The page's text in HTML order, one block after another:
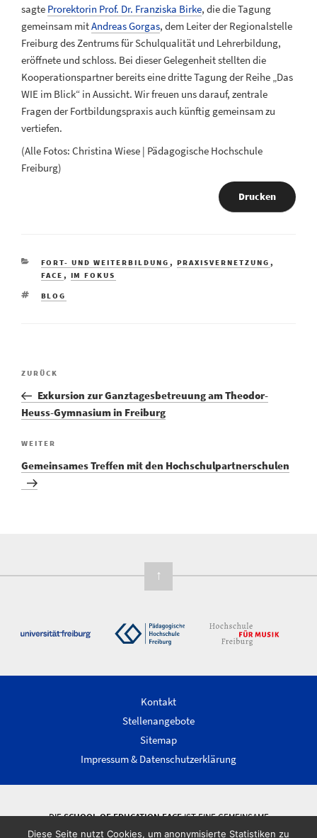
sagte Prorektorin Prof. Dr. Franziska Birke, die die Tagung
gemeinsam mitAndreas Gorgas, dem Leiter der Regionalstelle
Freiburg des Zentrums für Schulqualität und Lehrerbildung,
eröffnete und schloss. Bei dieser Gelegenheit stellten die
Kooperationspartner bereits eine dritte Tagung der Reihe „Das
WIE im Blick“ in Aussicht. Wir freuen uns darauf, zentrale
Fragen der Fortbildungspraxis auch künftig gemeinsam zu
vertiefen.
(Alle Fotos: Christina Wiese | Pädagogische Hochschule
Freiburg)
Drucken
FORT- UND WEITERBILDUNG , PRAXISVERNETZUNG ,
FACE , IM FOKUS
BLOG
ZURÜCK
Exkursion zur Ganztagesbetreuung am Theodor-
Heuss-Gymnasium in Freiburg
WEITER
Gemeinsames Treffen mit den Hochschulpartnerschulen
↑
Kontakt
Stellenangebote
Sitemap
Impressum & Datenschutzerklärung
DIESCHOOL OF EDUCATION FACEIST EINE GEMEINSAME
WISSENSCHAFTLICHE EINRICHTUNG DER ALBERT-LUDWIGS-UNIVERSITÄT
Diese Seite nutzt Cookies, um anonymisierte Statistiken zu